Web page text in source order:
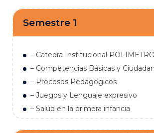
Semestre 1
– Catedra Institucional POLIMETRO
– Competencias Básicas y
– Procesos Pedagógicos
– Juegos y Lenguaje expresivo
– Salúd en la primera infancia